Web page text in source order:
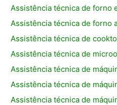
Assistência técnica de forno
Assistência técnica de forno
Assistência técnica de
Assistência técnica de
Assistência técnica de
Assistência técnica de
Assistência técnica de